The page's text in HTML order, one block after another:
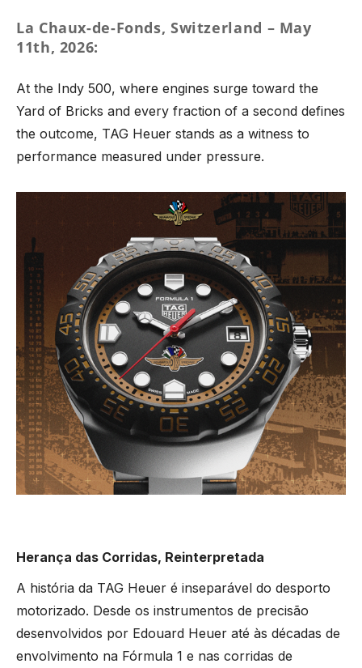
GUCCI
MARCOLINO
MEISTER
MESSIKA
MONTBLANC
OMEGA
TUDOR
VER TODAS AS MARCAS DE LUXO
CORUM
G-SHOCK PRO
LOLLIPOP
MESH
MICHAEL KORS
ONE
PG GIOIELLI
SWATCH
EDIÇÃO ESPECIAL
5.000€ - 10.000€
ACIMA DE 10.000€
POR ESTILO
MERGULHO
CLÁSSICO
ALTA RELOJOARIA
ROLEX
AQUAVERDI
GIFT SETS
LOLLIPOP
MESH
MICHAEL KORS
ONE
PANDORA
TOMMY HILFIGER
CINTOS
ACESSÓRIOS
DUNHILL
DUPONT
MARCOLINO
MONTBLANC
PANDORA
ESCRITA
La Chaux-de-Fonds, Switzerland – May
11th, 2026:
At the Indy 500, where engines surge toward the
Yard of Bricks and every fraction of a second defines
the outcome, TAG Heuer stands as a witness to
performance measured under pressure.
Herança das Corridas, Reinterpretada
A história da TAG Heuer é inseparável do desporto
motorizado. Desde os instrumentos de precisão
desenvolvidos por Edouard Heuer até às décadas de
envolvimento na Fórmula 1 e nas corridas de